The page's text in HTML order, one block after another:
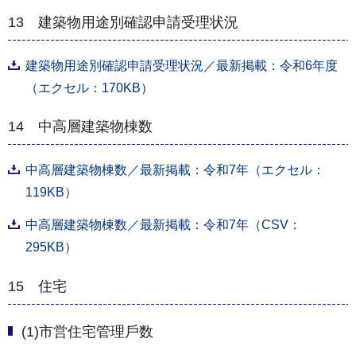
13 建築物用途別確認申請受理状況
建築物用途別確認申請受理状況／最新掲載：令和6年度
（エクセル：170KB）
14 中高層建築物棟数
中高層建築物棟数／最新掲載：令和7年（エクセル：
119KB）
中高層建築物棟数／最新掲載：令和7年（CSV：
295KB）
15 住宅
(1)市営住宅管理⼾数